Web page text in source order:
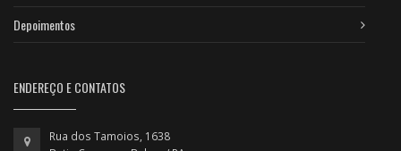
Depoimentos
ENDEREÇO E CONTATOS
Rua dos Tamoios, 1638